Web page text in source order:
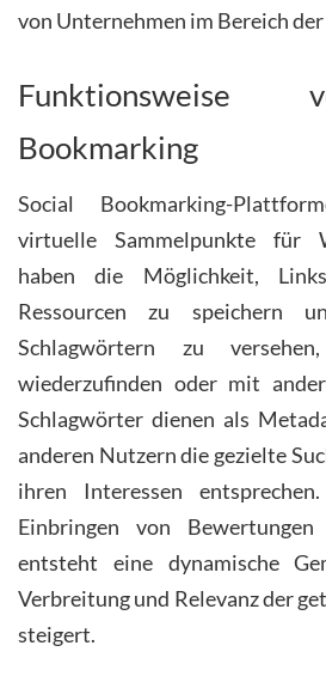
von Unternehmen im Bereich der
Funktionsweise
Bookmarking
Social Bookmarking-
virtuelle Sammelpunkte für
haben die Möglichkeit,
Ressourcen zu speichern
Schlagwörtern zu
wiederzufinden oder mit
Schlagwörter dienen als
anderen Nutzern die gezielte
ihren Interessen
Einbringen von
entsteht eine dynamische
Verbreitung und Relevanz der
steigert.